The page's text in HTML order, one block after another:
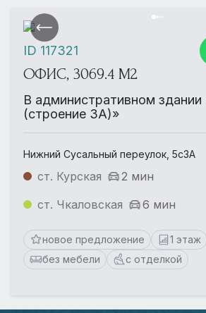
ОФИС, 3069.4 М2
В административном
(строение 3А)»
Нижний Сусальный переулок, 5с3А
ст. Курская
2 мин
ст. Чкаловская
6 мин
новое предложение 1 этаж
без мебели
с отделкой
ID 117321